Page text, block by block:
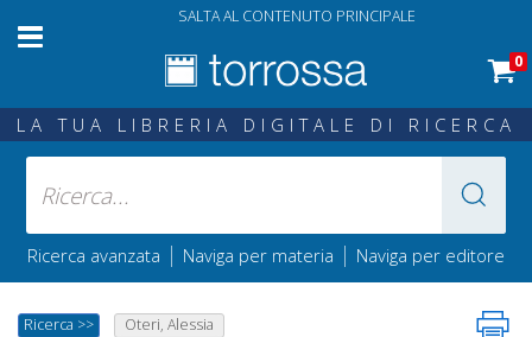
SALTA AL CONTENUTO PRINCIPALE
0
LA TUA LIBRERIA DIGITALE DI RICERCA
Ricerca avanzata | Naviga per materia | Naviga per editore
Ricerca >> Oteri, Alessia